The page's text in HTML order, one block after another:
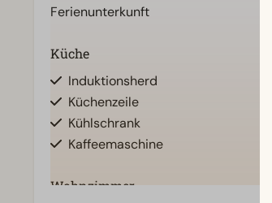
Ferienunterkunft
Küche
Induktionsherd
Küchenzeile
Kühlschrank
Kaffeemaschine
Wohnzimmer